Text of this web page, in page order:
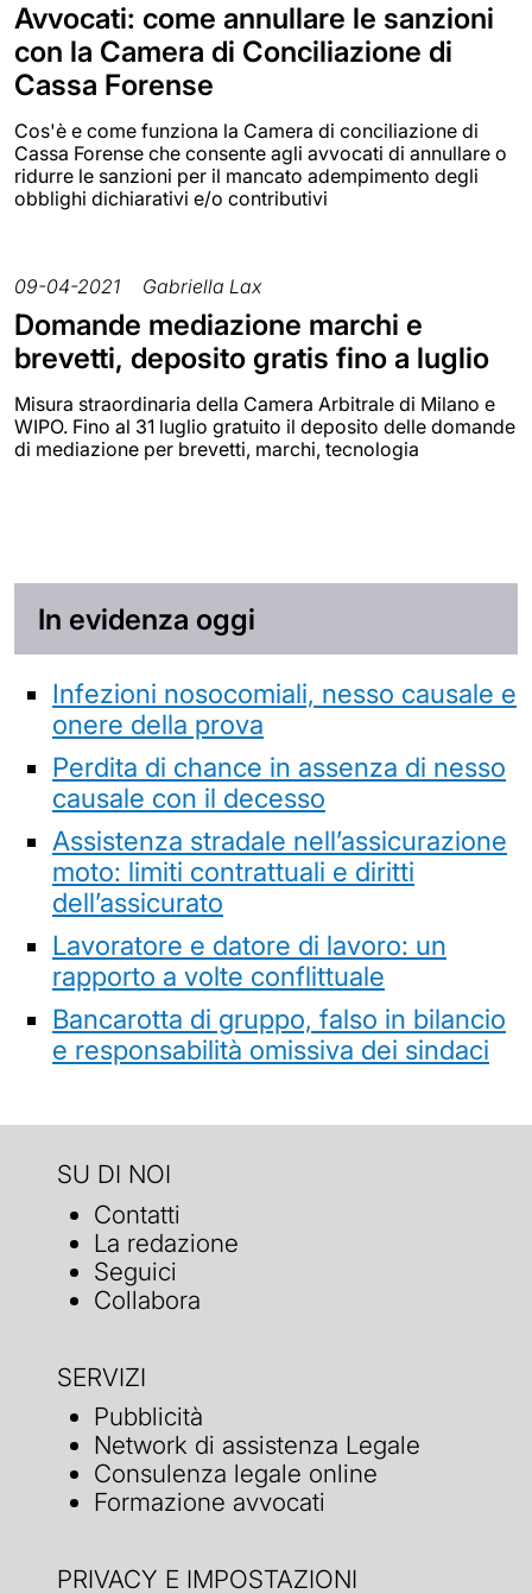
Avvocati: come annullare le sanzioni
con la Camera di Conciliazione di
Cassa Forense
Cos'è e come funziona la Camera di conciliazione di
Cassa Forense che consente agli avvocati di annullare o
ridurre le sanzioni per il mancato adempimento degli
obblighi dichiarativi e/o contributivi
09-04-2021 Gabriella Lax
Domande mediazione marchi e
brevetti, deposito gratis fino a luglio
Misura straordinaria della Camera Arbitrale di Milano e
WIPO. Fino al 31 luglio gratuito il deposito delle domande
di mediazione per brevetti, marchi, tecnologia
In evidenza oggi
Infezioni nosocomiali, nesso causale e
onere della prova
Perdita di chance in assenza di nesso
causale con il decesso
Assistenza stradale nell’assicurazione
moto: limiti contrattuali e diritti
dell’assicurato
Lavoratore e datore di lavoro: un
rapporto a volte conflittuale
Bancarotta di gruppo, falso in bilancio
e responsabilità omissiva dei sindaci
SU DI NOI
Contatti
La redazione
Seguici
Collabora
SERVIZI
Pubblicità
Network di assistenza Legale
Consulenza legale online
Formazione avvocati
PRIVACY E IMPOSTAZIONI